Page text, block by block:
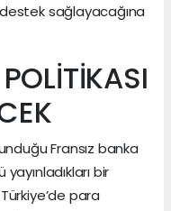
sağlayacağına
Fransız banka
bir
para